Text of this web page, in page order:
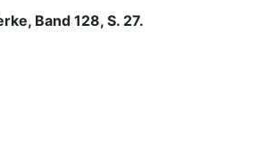
Band 128, S. 27.